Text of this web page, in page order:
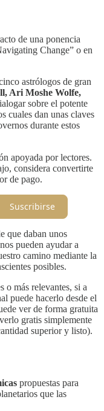
de una ponencia
Change” o en
astrólogos de gran
Ari Moshe Wolfe,
sobre el potente
cuales dan unas claves
durante estos
apoyada por lectores.
considera convertirte
de pago.
Suscribirse
que daban unos
pueden ayudar a
camino mediante la
posibles.
o más relevantes, si a
puede hacerlo desde el
ver de forma gratuita
gratis simplemente
superior y listo).
propuestas para
que las